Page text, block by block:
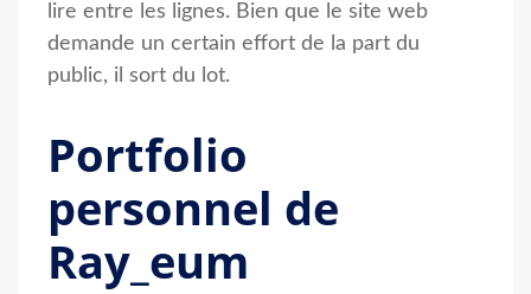
lire entre les lignes. Bien que le site web
demande un certain effort de la part du
public, il sort du lot.
Portfolio
personnel de
Ray_eum